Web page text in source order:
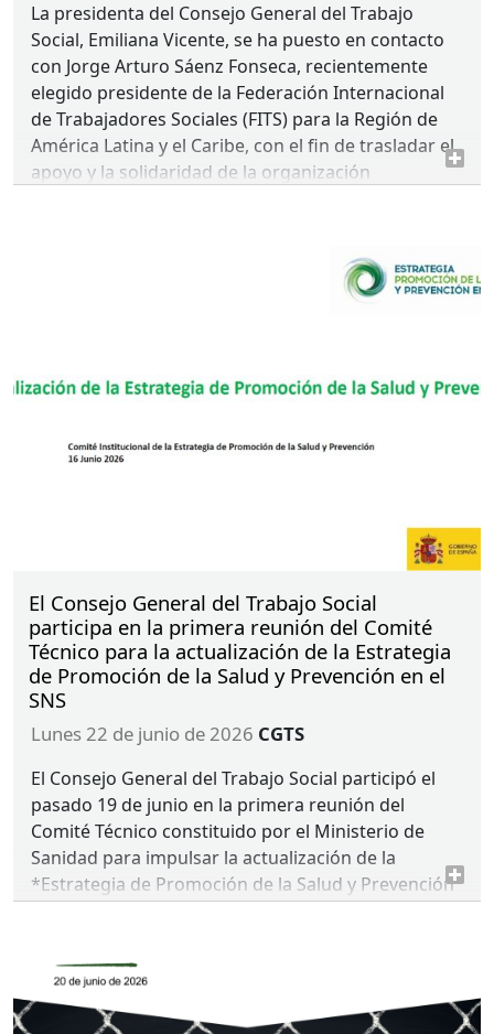
MÁS INFORMACIÓNCONGRESO– NOTICIAFITS
La presidenta del Consejo General del Trabajo
Social, Emiliana Vicente, se ha puesto en contacto
con Jorge Arturo Sáenz Fonseca, recientemente
elegido presidente de la Federación Internacional
de Trabajadores Sociales (FITS) para la Región de
América Latina y el Caribe, con el fin de trasladar el
apoyo y la solidaridad de la organización
Durante este contacto, la presidenta ha expresado
resultar necesarias y ha puesto a disposición el
apoyo y la experiencia del Grupo Estatal de
como muestra del compromiso de la profesión con
El Consejo General del Trabajo Social
participa en la primera reunión del Comité
Técnico para la actualización de la Estrategia
de Promoción de la Salud y Prevención en el
SNS
lunes 22 de junio de 2026 CGTS
El Consejo General del Trabajo Social participó el
pasado 19 de junio en la primera reunión del
Comité Técnico constituido por el Ministerio de
Sanidad para impulsar la actualización de la
*Estrategia de Promoción de la Salud y Prevención
de 2027 y que contará con la colaboración de
sociedades científicas, asociaciones ciudadanas,
organizaciones de pacientes y otros agentes clave.